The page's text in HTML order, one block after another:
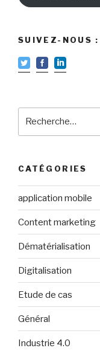
SUIVEZ-NOUS :
CATÉGORIES
application mobile
Content marketing
Dématérialisation
Digitalisation
Etude de cas
Général
Industrie 4.0